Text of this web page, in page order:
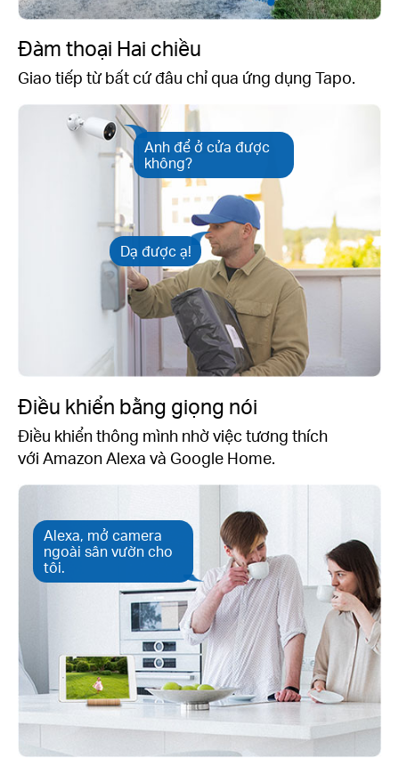
Anh để ở cửa được
không?
Dạ được ạ!
Đàm thoại Hai chiều
Giao tiếp từ bất cứ đâu chỉ qua ứng dụng Tapo.
Alexa, mở camera
ngoài sân vườn cho
tôi.
Điều khiển bằng giọng nói
Điều khiển thông mình nhờ việc tương thích
với Amazon Alexa và Google Home.